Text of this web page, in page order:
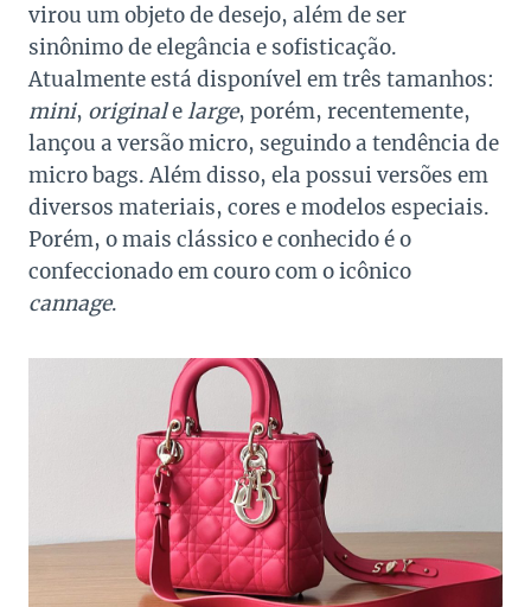
virou um objeto de desejo, além de ser
sinônimo de elegância e sofisticação.
Atualmente está disponível em três tamanhos:
mini, originalelarge, porém, recentemente,
lançou a versão micro, seguindo a tendência de
micro bags. Além disso, ela possui versões em
diversos materiais, cores e modelos especiais.
Porém, o mais clássico e conhecido é o
confeccionado em couro com o icônico
cannage.